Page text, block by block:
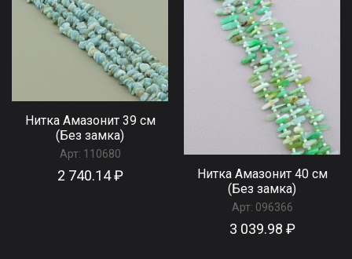
Нитка Амазонит 39 см
(Без замка)
Арт: 110680
2 740.14 ₽
Нитка Амазонит 40 см
(Без замка)
Арт: 096366
3 039.98 ₽